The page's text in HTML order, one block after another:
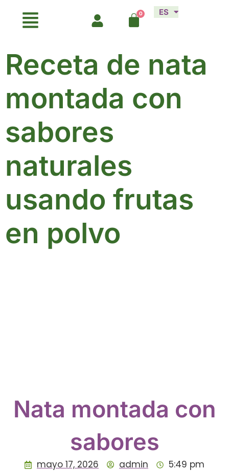
ES
EN
Receta de nata
montada con
sabores
naturales
usando frutas
en polvo
Nata montada con
sabores
mayo 17, 2026 admin 5:49 pm